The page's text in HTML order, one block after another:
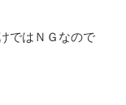
ではＮＧなので